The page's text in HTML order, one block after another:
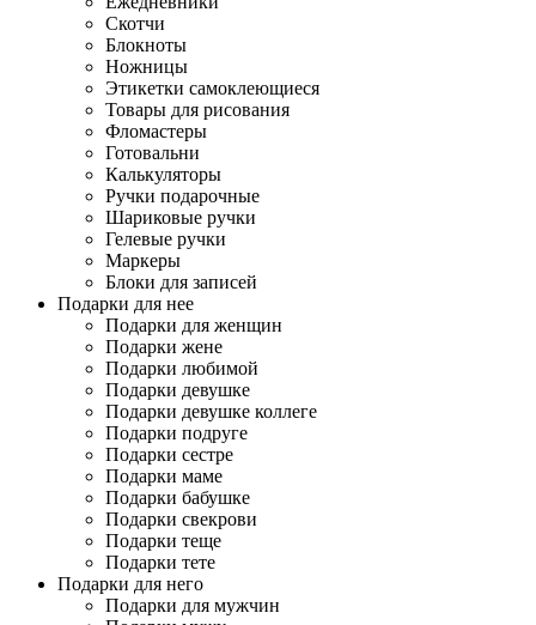
Скотчи
Блокноты
Ножницы
Этикетки самоклеющиеся
Товары для рисования
Фломастеры
Готовальни
Калькуляторы
Ручки подарочные
Шариковые ручки
Гелевые ручки
Маркеры
Блоки для записей
Подарки для нее
Подарки для женщин
Подарки жене
Подарки любимой
Подарки девушке
Подарки девушке коллеге
Подарки подруге
Подарки сестре
Подарки маме
Подарки бабушке
Подарки свекрови
Подарки теще
Подарки тете
Подарки для него
Подарки для мужчин